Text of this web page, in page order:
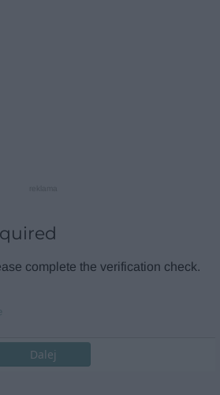
complete the verification check.
Dalej